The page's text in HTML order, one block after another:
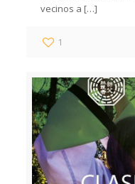
vecinos a […]
1